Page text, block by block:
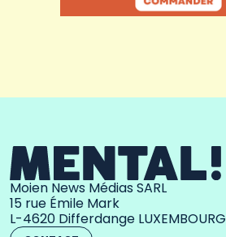
Moien News Médias SARL
15 rue Émile Mark
L-4620 Differdange LUXEMBOURG